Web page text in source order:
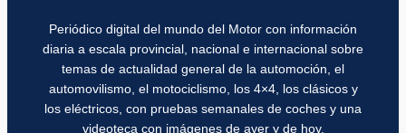
Periódico digital del mundo del Motor con información
diaria a escala provincial, nacional e internacional sobre
temas de actualidad general de la automoción, el
automovilismo, el motociclismo, los 4×4, los clásicos y
los eléctricos, con pruebas semanales de coches y una
videoteca con imágenes de ayer y de hoy.